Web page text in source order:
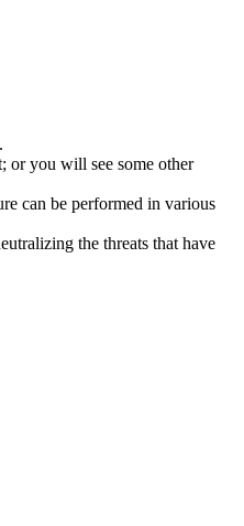
or you will see some other
can be performed in various
the threats that have